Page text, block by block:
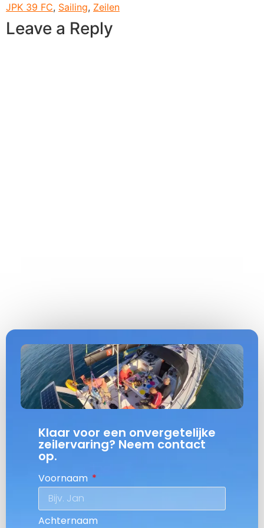
JPK 39 FC, Sailing, Zeilen
Leave a Reply
Klaar voor een onvergetelijke
zeilervaring? Neem contact
op.
Voornaam
Achternaam